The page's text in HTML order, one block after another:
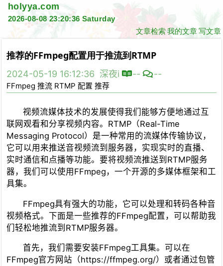
holyya.com
2026-08-08 23:20:36 Saturday
文章检索 我的文章 写文章
推荐的FFmpeg配置用于推流到RTMP
2024-05-19 16:12:36 深夜i -- --
FFmpeg 推流 RTMP 配置 推荐
视频流媒体技术的发展使得我们能够方便地通过互
联网观看和分享视频内容。RTMP（Real-Time
Messaging Protocol）是一种常用的流媒体传输协议，
它可以用来推送音视频流到服务器，实现实时的直播、
实时通信和点播等功能。要将视频流推送到RTMP服务
器，我们可以使用FFmpeg，一个开源的多媒体框架和工
具集。
FFmpeg具有强大的功能，它可以处理和转码各种音
视频格式。下面是一些推荐的FFmpeg配置，可以帮助我
们轻松地推流到RTMP服务器。
首先，我们需要安装FFmpeg工具集。可以在
FFmpeg官方网站（https://ffmpeg.org/）或者通过包管